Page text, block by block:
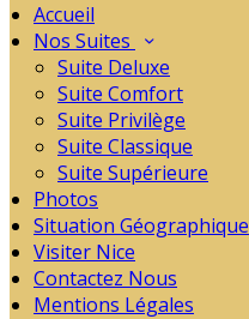
Accueil
Nos Suites
Suite Deluxe
Suite Comfort
Suite Privilège
Suite Classique
Suite Supérieure
Photos
Situation Géographique
Visiter Nice
Contactez Nous
Mentions Légales